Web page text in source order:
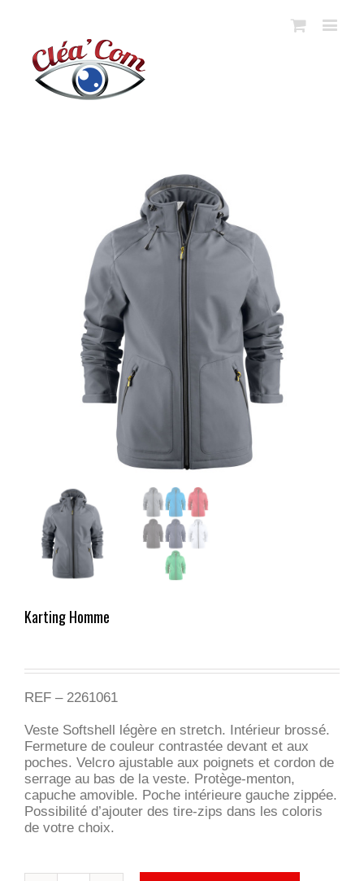
Karting Homme
REF – 2261061
Veste Softshell légère en stretch. Intérieur brossé.
Fermeture de couleur contrastée devant et aux
poches. Velcro ajustable aux poignets et cordon de
serrage au bas de la veste. Protège-menton,
capuche amovible. Poche intérieure gauche zippée.
Possibilité d’ajouter des tire-zips dans les coloris
de votre choix.